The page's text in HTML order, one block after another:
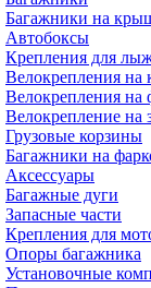
Багажники на
Автобоксы
Крепления для
Велокрепления
Велокрепления на
Велокрепление на
Грузовые корзины
Багажники на
Аксессуары
Багажные дуги
Запасные части
Крепления для
Опоры багажника
Установочные